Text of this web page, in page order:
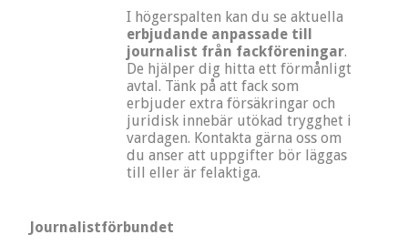
I högerspalten kan du se aktuella
erbjudande anpassade till
journalist från fackföreningar.
De hjälper dig hitta ett förmånligt
avtal. Tänk på att fack som
erbjuder extra försäkringar och
juridisk innebär utökad trygghet i
vardagen. Kontakta gärna oss om
du anser att uppgifter bör läggas
till eller är felaktiga.
Journalistförbundet